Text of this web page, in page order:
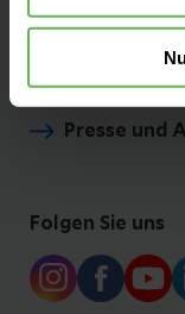
Presse und
Folgen Sie uns